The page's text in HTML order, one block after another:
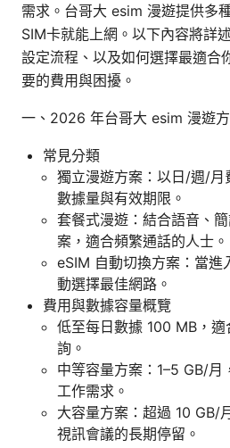
需求。台哥大 esim 漫遊提供多
SIM卡就能上網。以下內容將詳
設定流程、以及如何選擇最適合
要的費用與困擾。
一、2026 年台哥大 esim 漫遊
常見分類
獨立漫遊方案：以日/週/月
數據量與有效期限。
套餐式漫遊：結合語音、
案，適合頻繁通話的人士。
eSIM 自動切換方案：當進
動選擇最佳網路。
費用與數據容量概覽
低至每日數據 100 MB，
詢。
中等容量方案：1–5 GB/月
工作需求。
大容量方案：超過 10 GB/
視訊會議的長期停留。